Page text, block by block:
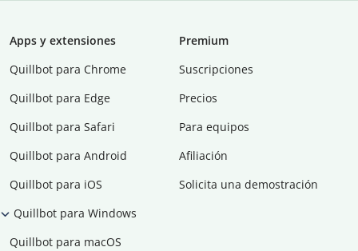
Apps y extensiones
Quillbot para Chrome
Quillbot para Edge
Quillbot para Safari
Quillbot para Android
Quillbot para iOS
Quillbot para Windows
Quillbot para macOS
Premium
Suscripciones
Precios
Para equipos
Afiliación
Solicita una demostración